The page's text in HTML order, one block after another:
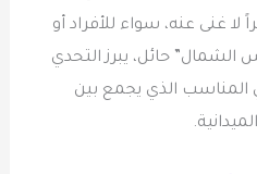
لا غنى عنه، سواء للأفراد أو
حائل، يبرز التحدي
المناسب الذي يجمع بين